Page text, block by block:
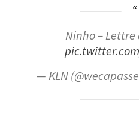
Ninho –
— KLN